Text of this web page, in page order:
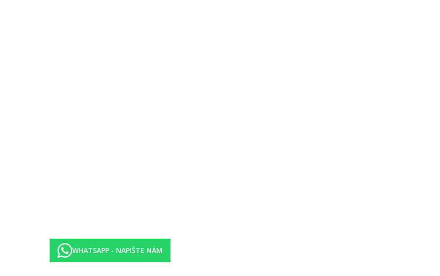
dětskou postýlkou (zdarma), balkónem, internetem (zdarma), sejfem (za poplatek) a satelit.TV s plochou obrazovkou s místními
za týden.
WHATSAPP - NAPIŠTE NÁM